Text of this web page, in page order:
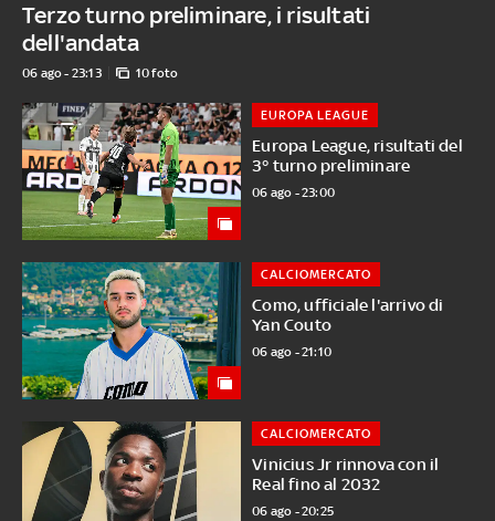
Terzo turno preliminare, i risultati
dell'andata
06 ago - 23:13 10 foto
Europa League, risultati del
3° turno preliminare
EUROPA LEAGUE
06 ago - 23:00
Como, ufficiale l'arrivo di
Yan Couto
CALCIOMERCATO
06 ago - 21:10
Vinicius Jr rinnova con il
Real fino al 2032
CALCIOMERCATO
06 ago - 20:25